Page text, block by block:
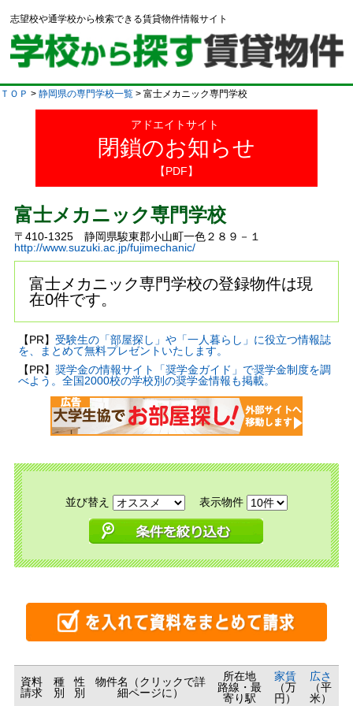
志望校や通学校から検索できる賃貸物件情報サイト
ＴＯＰ > 静岡県の専門学校一覧 > 富士メカニック専門学校
アドエイトサイト
閉鎖のお知らせ
【PDF】
富士メカニック専門学校
〒410-1325 静岡県駿東郡小山町一色２８９－１
http://www.suzuki.ac.jp/fujimechanic/
富士メカニック専門学校の登録物件は現
在0件です。
【PR】 受験生の「部屋探し」や「一人暮らし」に役立つ情報誌
を、まとめて無料プレゼントいたします。
【PR】 奨学金の情報サイト「奨学金ガイド」で奨学金制度を調
べよう。全国2000校の学校別の奨学金情報も掲載。
並び替え 表示物件
資料
請求
種
別
性
別
物件名（クリックで詳
細ページに）
所在地
路線・最
寄り駅
家賃
（万
円）
広さ
（平
米）